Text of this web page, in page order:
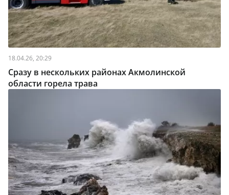
18.04.26, 20:29
Сразу в нескольких районах Акмолинской
области горела трава